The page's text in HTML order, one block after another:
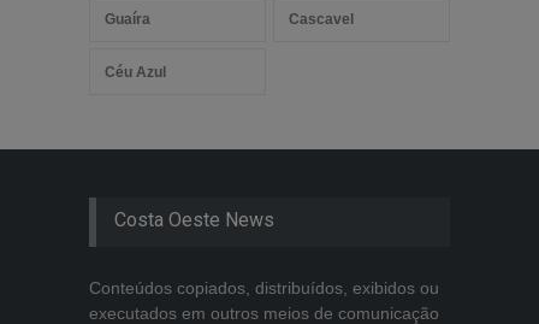
Guaíra Cascavel
Céu Azul
Costa Oeste News
Conteúdos copiados, distribuídos, exibidos ou
executados em outros meios de comunicação